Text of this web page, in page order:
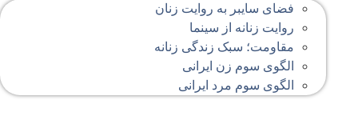
فضای سایبر به روایت زنان
روایت زنانه از سینما
مقاومت؛ سبک زندگی زنانه
الگوی سوم زن ایرانی
الگوی سوم مرد ایرانی